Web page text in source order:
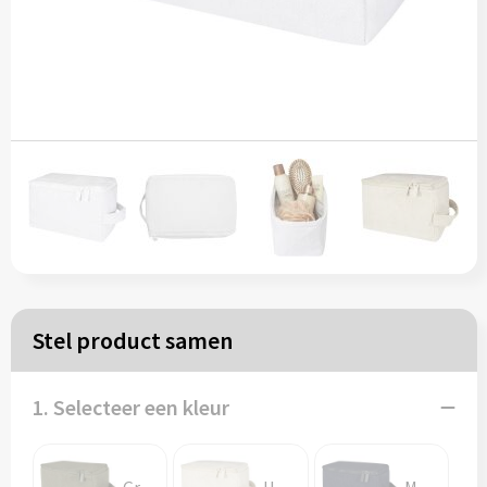
Zakelijk
Rugzakken
Koeltassen
Stel product samen
1. Selecteer een kleur